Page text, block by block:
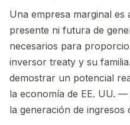
Una empresa marginal es
presente ni futura de
necesarios para
inversor treaty y su
demostrar un potencial
la economía de EE. UU.
la generación de ingresos